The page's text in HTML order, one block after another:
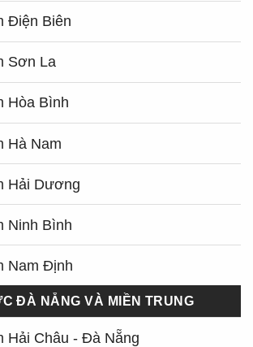
Điện Biên
Sơn La
Hòa Bình
Hà Nam
Hải Dương
Ninh Bình
Nam Định
ĐÀ NẴNG VÀ MIỀN TRUNG
Hải Châu - Đà Nẵng